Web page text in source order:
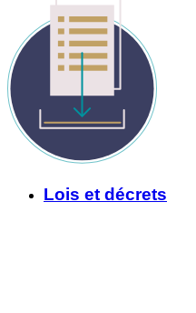
Lois et décrets